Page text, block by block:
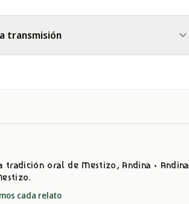
transmisión
tradición oral de Mestizo, Andina · Andina
.
cada relato